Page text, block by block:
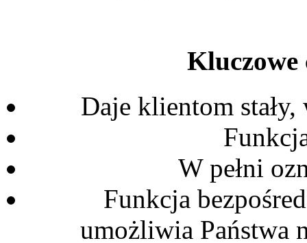
Kluczowe
Daje klientom stały,
W pełni
Funkcja
umożliwia Państwa